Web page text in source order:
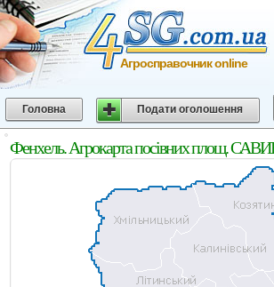
Агросправочник online
Головна Подати оголошення
Фенхель. Агрокарта посівних площ.